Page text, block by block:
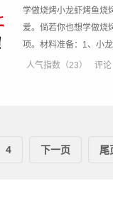
学做烧烤小龙虾烤鱼烧
爱。倘若你也想学做烧
项。材料准备：1、小
人气指数（23） 评论
4 下一页 尾